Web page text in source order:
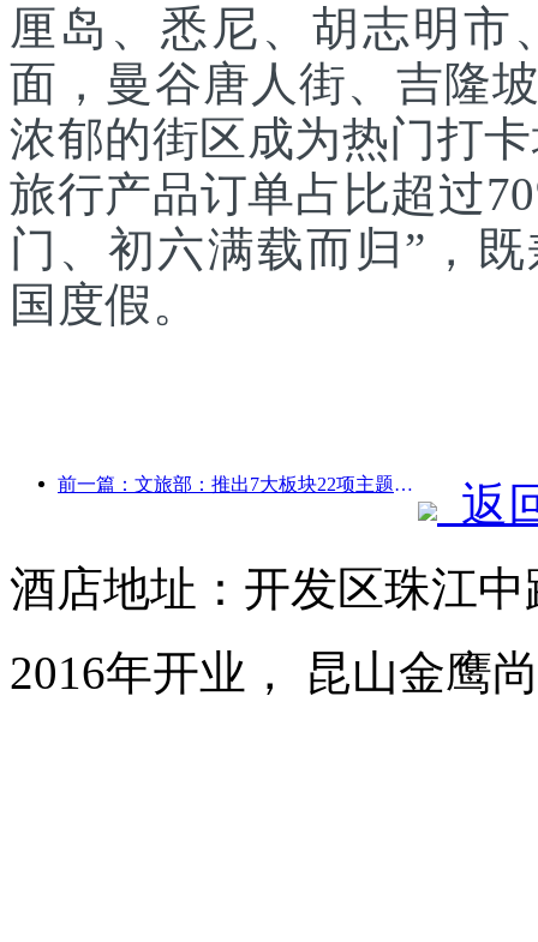
厘岛、悉尼、胡志明市
面，曼谷唐人街、吉隆
浓郁的街区成为热门打
旅行产品订单占比超过
门、初六满载而归”，
国度假。
前一篇：文旅部：推出7大板块22项主题活动
返
酒店地址：开发区珠江
2016年开业， 昆山金